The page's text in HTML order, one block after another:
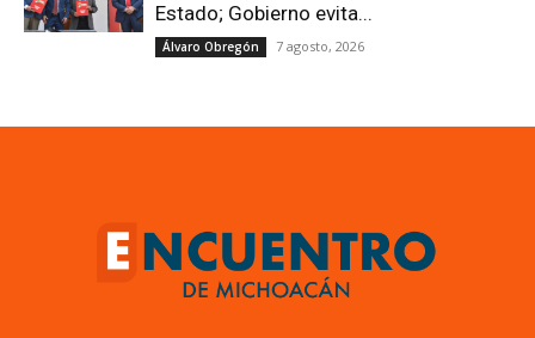
Estado; Gobierno evita...
Álvaro Obregón 7 agosto, 2026